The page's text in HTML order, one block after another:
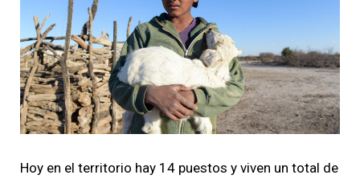
Hoy en el territorio hay 14 puestos y viven un total de